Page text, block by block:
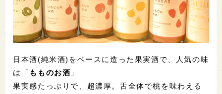
日本酒(純米酒)をベースに造った果実酒で、人気の味
は「 もものお酒 」
果実感たっぷりで、超濃厚。舌全体で桃を味わえる